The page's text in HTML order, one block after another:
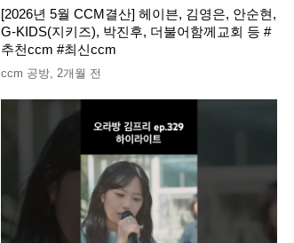
[2026년 5월 CCM결산] 헤이븐, 김영은, 안순현,
G-KIDS(지키즈), 박진후, 더불어함께교회 등 #
추천ccm #최신ccm
ccm 공방 2개월 전